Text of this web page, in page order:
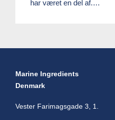
har været en del af.…
Marine Ingredients
Denmark
Vester Farimagsgade 3, 1.